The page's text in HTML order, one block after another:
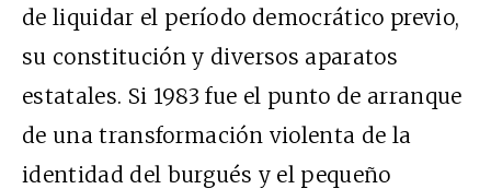
de liquidar el período democrático previo,
su constitución y diversos aparatos
estatales. Si 1983 fue el punto de arranque
de una transformación violenta de la
identidad del burgués y el pequeño